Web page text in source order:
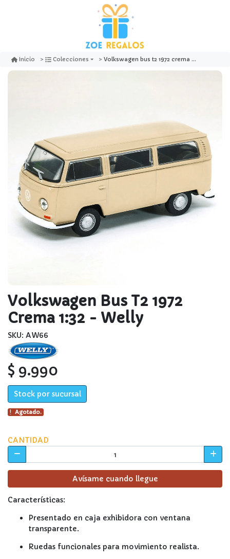
Inicio Colecciones Volkswagen bus t2 1972 crema 1:32 - welly
Volkswagen Bus T2 1972
Crema 1:32 - Welly
SKU: AW66
$ 9.990
Stock por sucursal
Agotado.
CANTIDAD
Avísame cuando llegue
Características:
Presentado en caja exhibidora con ventana
transparente.
Ruedas funcionales para movimiento realista.